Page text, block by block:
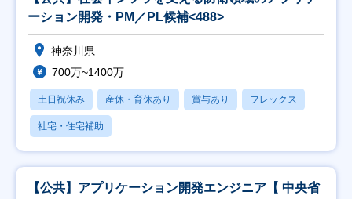
ーション開発・PM／PL候補<488>
神奈川県
700万~1400万
土日祝休み 産休・育休あり 賞与あり フレックス
社宅・住宅補助
【公共】アプリケーション開発エンジニア【 中央省